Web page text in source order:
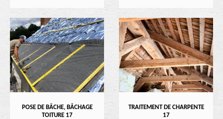
POSE DE BÂCHE, BÂCHAGE
TOITURE 17
TRAITEMENT DE CHARPENTE
17